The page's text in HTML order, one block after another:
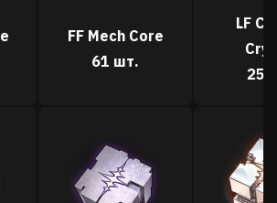
FF Mech Core
61 шт.
LF
25